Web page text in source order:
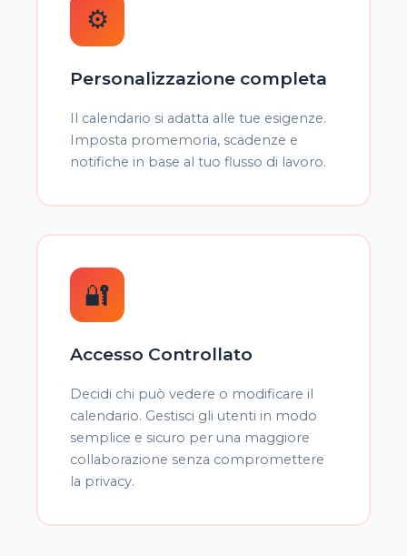
⚙️
Personalizzazione completa
Il calendario si adatta alle tue esigenze.
Imposta promemoria, scadenze e
notifiche in base al tuo flusso di lavoro.
🔐
Accesso Controllato
Decidi chi può vedere o modificare il
calendario. Gestisci gli utenti in modo
semplice e sicuro per una maggiore
collaborazione senza compromettere
la privacy.